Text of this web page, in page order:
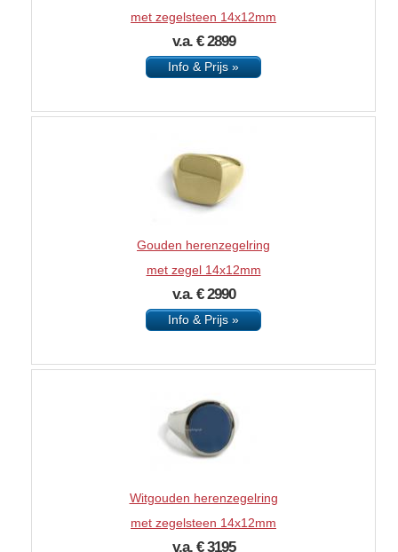
met zegelsteen 14x12mm
v.a. € 2899
Info & Prijs »
Gouden herenzegelring
met zegel 14x12mm
v.a. € 2990
Info & Prijs »
Witgouden herenzegelring
met zegelsteen 14x12mm
v.a. € 3195